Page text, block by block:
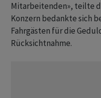
Mitarbeitenden», teilte
Konzern bedankte sich
Fahrgästen für die
Rücksichtnahme.